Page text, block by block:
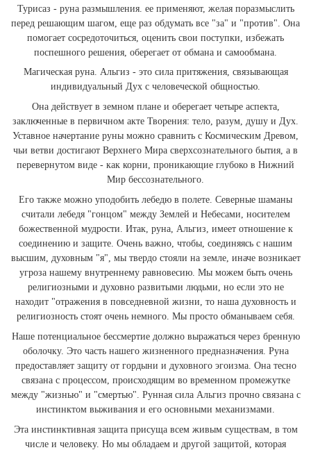
Турисаз - руна размышления. ее применяют, желая поразмыслить
перед решающим шагом, еще раз обдумать все "за" и "против". Она
помогает сосредоточиться, оценить свои поступки, избежать
поспешного решения, оберегает от обмана и самообмана.
Магическая руна. Альгиз - это сила притяжения, связывающая
индивидуальный Дух с человеческой общностью.
Она действует в земном плане и оберегает четыре аспекта,
заключенные в первичном акте Творения: тело, разум, душу и Дух.
Уставное начертание руны можно сравнить с Космическим Древом,
чьи ветви достигают Верхнего Мира сверхсознательного бытия, а в
перевернутом виде - как корни, проникающие глубоко в Нижний
Мир бессознательного.
Его так­же можно уподобить лебедю в полете. Северные шаманы
считали лебедя "гонцом" между Землей и Небесами, носителем
божественной мудрости. Итак, руна, Альгиз, имеет отношение к
соединению и защите. Очень важно, чтобы, соединяясь с нашим
высшим, духовным "я", мы твердо стояли на земле, иначе возникает
угроза нашему внутреннему равновесию. Мы можем быть очень
религиозными и духовно развитыми людьми, но если это не
находит "отражения в повседневной жизни, то наша духовность и
религиозность стоят очень немного. Мы просто обманываем себя.
Наше потенциальное бессмертие должно выражаться через бренную
оболочку. Это часть нашего жизненного предназначения. Руна
предоставляет защиту от гордыни и духовного эгоизма. Она тесно
связана с процессом, происходящим во временном промежутке
между "жизнью" и "смертью". Рунная сила Альгиз прочно связана с
инстинктом выживания и его основными механизмами.
Эта инстинктивная защита присуща всем живым существам, в том
числе и человеку. Но мы обладаем и другой защитой, которая